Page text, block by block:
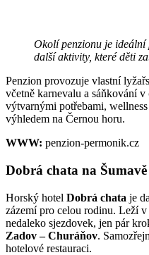
Okolí penzionu je
další aktivity, které děti
Penzion provozuje vlastní
včetně karnevalu a sáňkování
výtvarnými potřebami,
výhledem na Černou horu.
WWW: penzion-permonik.cz
Dobrá chata na Šumavě
Horský hotel Dobrá chata je
zázemí pro celou rodinu. Leží
nedaleko sjezdovek, jen pár
Zadov – Churáňov.
hotelové restauraci.